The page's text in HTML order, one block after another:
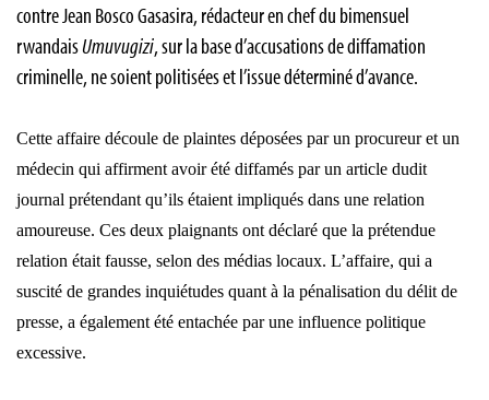
contreJean Bosco Gasasira, rédacteur en chef du bimensuel
rwandaisUmuvugizi, sur la base d’accusations de diffamation
criminelle, ne soient politisées et l’issue déterminé d’avance.
Cette affaire découle de plaintes déposées par un procureur et un
médecin qui affirment avoir été diffamés par un article dudit
journal prétendant qu’ils étaient impliqués dans une relation
amoureuse. Ces deux plaignants ont déclaré que la prétendue
relation était fausse, selon des médias locaux. L’affaire, qui a
suscité de grandes inquiétudes quant à la pénalisation du délit de
presse, a également été entachée par une influence politique
excessive.